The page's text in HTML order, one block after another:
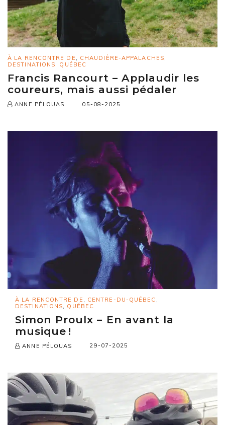
À LA RENCONTRE DE , CHAUDIÈRE-APPALACHES,
DESTINATIONS, QUÉBEC
Francis Rancourt – Applaudir les
coureurs, mais aussi pédaler
ANNE PÉLOUAS 05-08-2025
À LA RENCONTRE DE , CENTRE-DU-QUÉBEC ,
DESTINATIONS, QUÉBEC
Simon Proulx – En avant la
musique !
ANNE PÉLOUAS 29-07-2025